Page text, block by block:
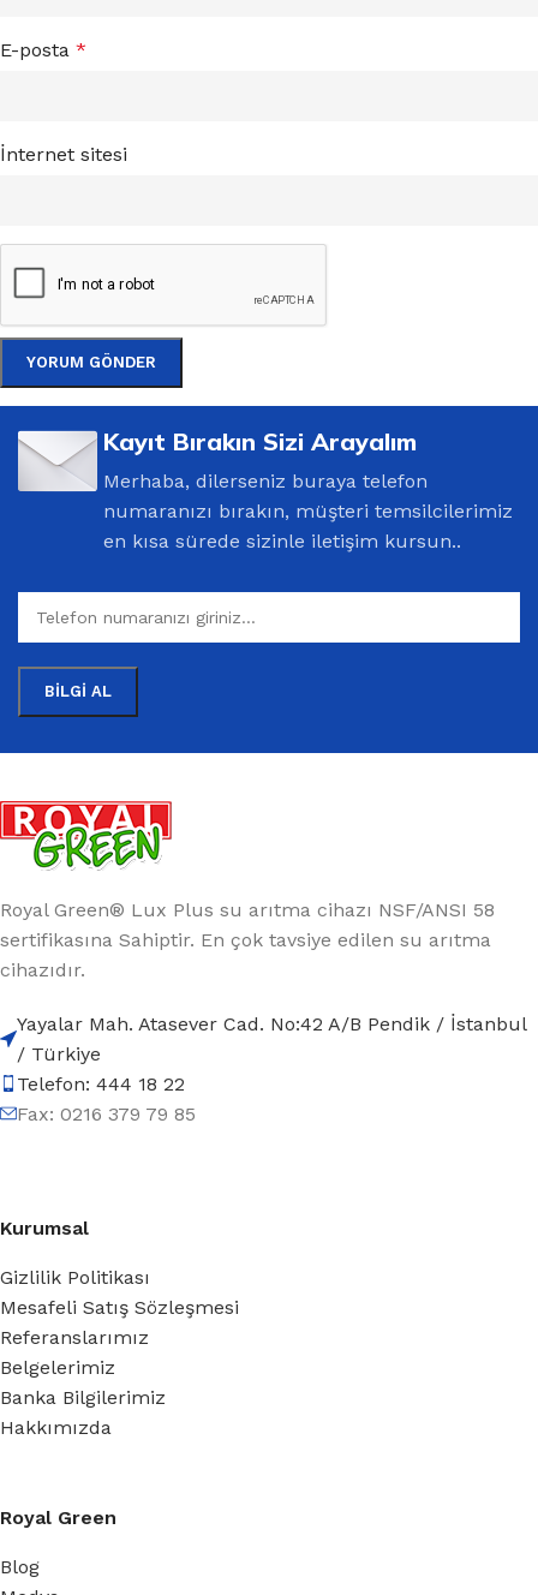
E-posta *
İnternet sitesi
Kayıt Bırakın Sizi Arayalım
Merhaba, dilerseniz buraya telefon
numaranızı bırakın, müşteri temsilcilerimiz
en kısa sürede sizinle iletişim kursun..
Royal Green® Lux Plus su arıtma cihazı NSF/ANSI 58
sertifikasına Sahiptir. En çok tavsiye edilen su arıtma
cihazıdır.
Yayalar Mah. Atasever Cad. No:42 A/B Pendik / İstanbul
/ Türkiye
Telefon: 444 18 22
Fax: 0216 379 79 85
Kurumsal
Gizlilik Politikası
Mesafeli Satış Sözleşmesi
Referanslarımız
Belgelerimiz
Banka Bilgilerimiz
Hakkımızda
Royal Green
Blog